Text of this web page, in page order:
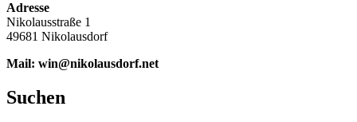
Adresse
Nikolausstraße 1
49681 Nikolausdorf
Mail: win@nikolausdorf.net
Suchen